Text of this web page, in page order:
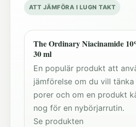
ATT JÄMFÖRA I LUGN TAKT
The Ordinary Niacinamide
30 ml
En populär produkt att
jämförelse om du vill tänka
porer och om en produkt
nog för en nybörjarrutin.
Se produkten